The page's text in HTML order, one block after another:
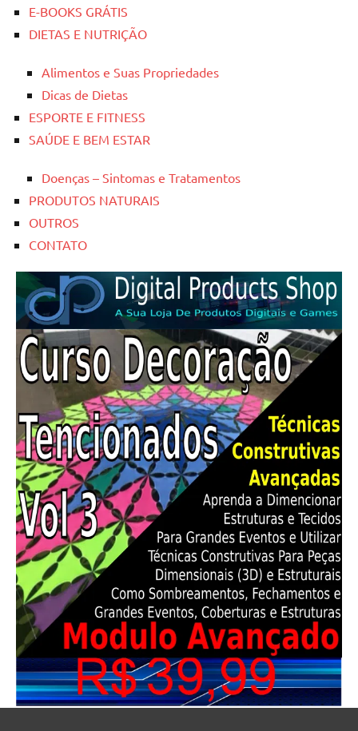
E-BOOKS GRÁTIS
DIETAS E NUTRIÇÃO
Alimentos e Suas Propriedades
Dicas de Dietas
ESPORTE E FITNESS
SAÚDE E BEM ESTAR
Doenças – Sintomas e Tratamentos
PRODUTOS NATURAIS
OUTROS
CONTATO